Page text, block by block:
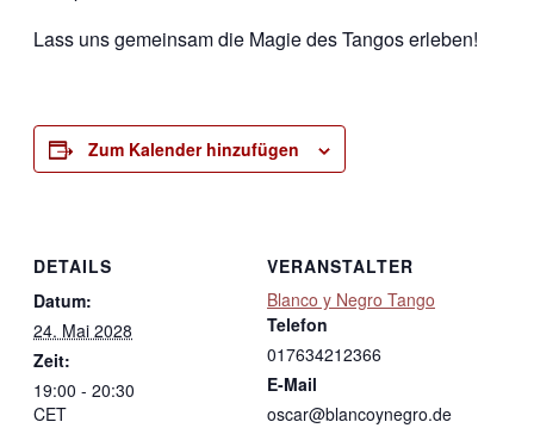
Lass uns gemeinsam die Magie des Tangos erleben!
Zum Kalender hinzufügen
DETAILS
Datum:
24. Mai 2028
Zeit:
19:00 - 20:30
CET
VERANSTALTER
Blanco y Negro Tango
Telefon
017634212366
E-Mail
oscar@blancoynegro.de